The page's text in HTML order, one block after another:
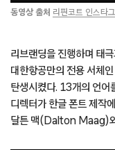
동영상 출처 리핀코트 인스타
리브랜딩을 진행하며 태
대한항공만의 전용 서체
탄생시켰다. 13개의 언어
디렉터가 한글 폰트 제작
달튼 맥(Dalton Maag)